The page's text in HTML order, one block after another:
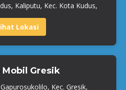
Kaliputu, Kec. Kota Kudus,
Lokasi
Mobil Gresik
Kec. Gresik,